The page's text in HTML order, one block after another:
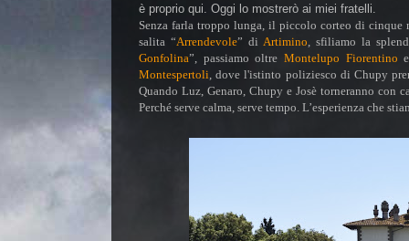
è proprio qui. Oggi lo mostrerò ai miei fratelli.
Senza farla troppo lunga, il piccolo corteo di
salita “Arrendevole” di Artimino , sfiliamo la
Gonfolina”, passiamo oltreMontelupo Fiorentino
Montespertoli , dove l'istinto poliziesco di Chupy
Quando Luz, Genaro, Chupy e Josè torneranno
Perché serve calma, serve tempo. L’esperienza che